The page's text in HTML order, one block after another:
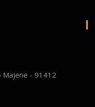
Majene - 91412